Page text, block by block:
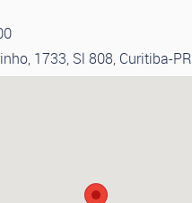
1733, Sl 808, Curitiba-PR